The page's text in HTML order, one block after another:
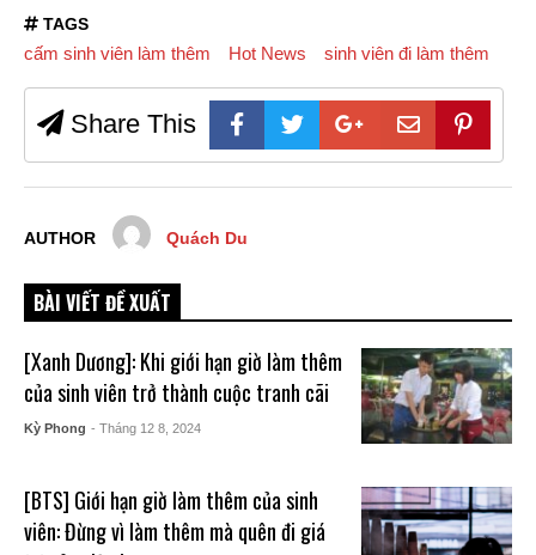
TAGS
cấm sinh viên làm thêm Hot News sinh viên đi làm thêm
Share This
AUTHOR Quách Du
BÀI VIẾT ĐỀ XUẤT
[Xanh Dương]: Khi giới hạn giờ làm thêm
của sinh viên trở thành cuộc tranh cãi
Kỳ Phong - Tháng 12 8, 2024
[BTS] Giới hạn giờ làm thêm của sinh
viên: Đừng vì làm thêm mà quên đi giá